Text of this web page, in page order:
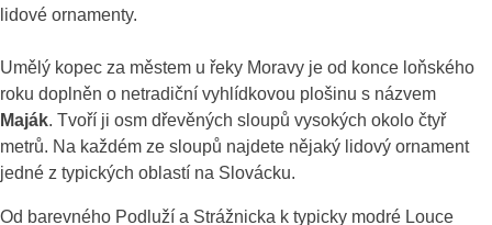
lidové ornamenty.
Umělý kopec za městem u řeky Moravy je od konce loňského
roku doplněn o netradiční vyhlídkovou plošinu s názvem
Maják. Tvoří ji osm dřevěných sloupů vysokých okolo čtyř
metrů. Na každém ze sloupů najdete nějaký lidový ornament
jedné z typických oblastí na Slovácku.
Od barevného Podluží a Strážnicka k typicky modré Louce